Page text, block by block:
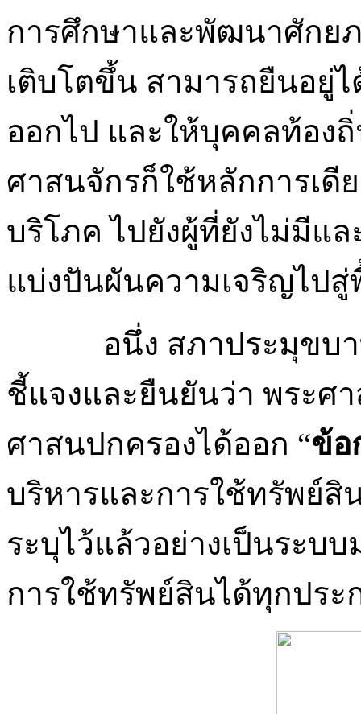
การศึกษาและพัฒนาศักย
เติบโตขึ้น สามารถยืนอยู่
ออกไป และให้บุคคลท้อง
ศาสนจักรก็ใช้หลักการเดี
บริโภค ไปยังผู้ที่ยังไม่มีแ
แบ่งปันผันความเจริญไป
อนึ่ง สภาประมุขบาทห
ชี้แจงและยืนยันว่า พระศ
ศาสนปกครองได้ออก “ข้อ
บริหารและการใช้ทรัพย์
ระบุไว้แล้วอย่างเป็นระบ
การใช้ทรัพย์สินได้ทุกประ